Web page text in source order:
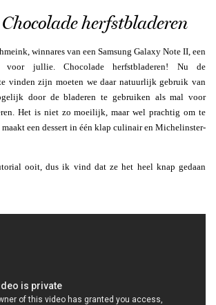
herfstbladeren
winnares van een Samsung Galaxy Note II, een
jullie. Chocolade herfstbladeren! Nu de
vinden zijn moeten we daar natuurlijk gebruik van
door de bladeren te gebruiken als mal voor
Het is niet zo moeilijk, maar wel prachtig om te
een dessert in één klap culinair en Michelinster-
ooit, dus ik vind dat ze het heel knap gedaan